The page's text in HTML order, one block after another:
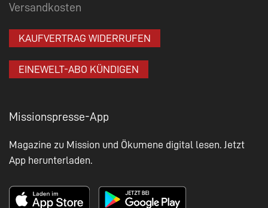
Versandkosten
KAUFVERTRAG WIDERRUFEN
EINEWELT-ABO KÜNDIGEN
Missionspresse-App
Magazine zu Mission und Ökumene digital lesen. Jetzt
App herunterladen.